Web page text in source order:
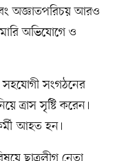
অজ্ঞাতপরিচয় আরও
অভিযোগে ও
সংগঠনের
ত্রাস সৃষ্টি করেন।
আহত হন।